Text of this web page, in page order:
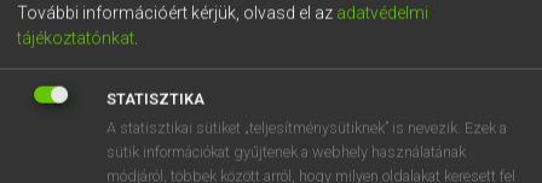
Díjmentes angol szótár
subclavian mn kulcscsont alatti
További információért kérjük, olvasd el az adatvédelmi
tájékoztatónkat
STATISZTIKA
A statisztikai sütiket „teljesítménysütiknek” is nevezik. Ezek a
sütik információkat gyűjtenek a webhely használatának
módjáról, többek között arról, hogy milyen oldalakat keresett fel
5 6 7 8 9 ö ü ó
r t z u i o p ő ú
k l ű
n m , . AltGr